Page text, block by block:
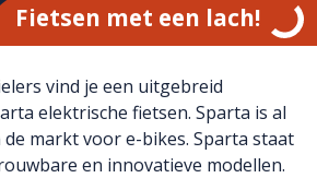
Fietsen met een lach!
vind je een uitgebreid
elektrische fietsen. Sparta is al
markt voor e-bikes. Sparta staat
en innovatieve modellen.